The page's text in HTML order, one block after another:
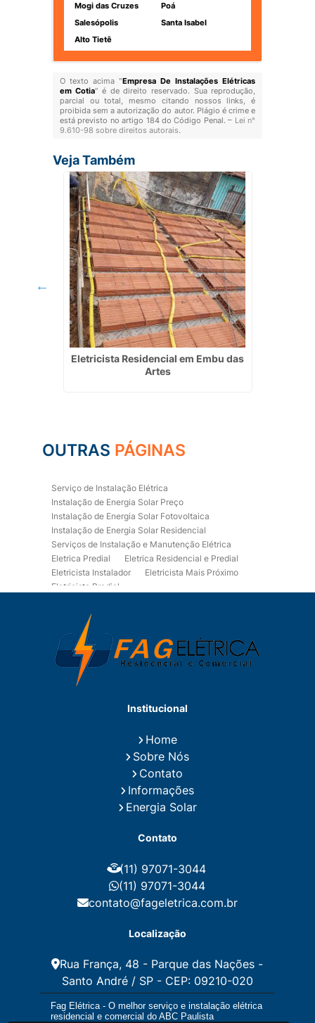
Mogi das Cruzes
Poá
Salesópolis
Santa Isabel
Alto Tietê
O texto acima "Empresa De Instalações Elétricas
em Cotia" é de direito reservado. Sua reprodução,
parcial ou total, mesmo citando nossos links, é
proibida sem a autorização do autor. Plágio é crime e
está previsto no artigo 184 do Código Penal. – Lei n°
9.610-98 sobre direitos autorais.
Veja Também
Eletricista Residencial em Embu das
Artes
OUTRAS PÁGINAS
Serviço de Instalação Elétrica
Instalação de Energia Solar Preço
Instalação de Energia Solar Fotovoltaica
Instalação de Energia Solar Residencial
Serviços de Instalação e Manutenção Elétrica
Eletrica Predial
Eletrica Residencial e Predial
Eletricista Instalador
Eletricista Mais Próximo
Eletricista Predial
Eletricista Residencial
Eletricista Residencial E Predial
Eletricistas de Manutenção
Empresa de Instalações Elétricas
Empresa de Manutenção Eletrica
Empresa de Prestação de Serviços Eletricos
Fiação para Instalação Eletrica Residencial
Instalação de Energia Solar Residencial Preço
Instalação de Painel Solar
Instalação de Placa Solar
Instalação de Sistema Fotovoltaico
Instalação E Manutenção Elétrica
Instalação Elétrica Comercial
Instalação Elétrica Residencial Simples
Instalações Elétricas Prediais
Instalações Elétricas Residenciais
Instalador de Energia Solar
Instalador de Placa Solar
Instalador Fotovoltaico
Instalar Energia Solar
Manutenção Elétrica
Manutenção Eletrica Predial
Manutenção Elétrica Preventiva
Manutenção Eletrica Residencial
Manutenção Preventiva E Corretiva Instalações
Institucional
Home
Sobre Nós
Contato
Informações
Energia Solar
Contato
(11) 97071-3044
(11) 97071-3044
contato@fageletrica.com.br
Localização
Rua França, 48 - Parque das Nações -
Santo André / SP - CEP: 09210-020
Fag Elétrica - O melhor serviço e instalação elétrica
residencial e comercial do ABC Paulista